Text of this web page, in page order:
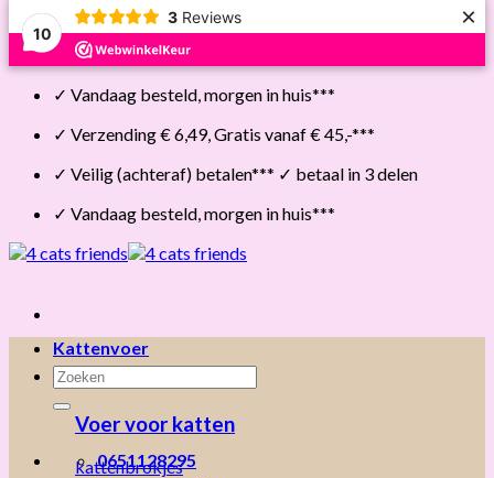
10
3 Reviews ×
Skip
✓ Vandaag besteld, morgen in huis***
✓ Verzending € 6,49, Gratis vanaf € 45,-***
✓ Veilig (achteraf) betalen*** ✓ betaal in 3 delen
✓ Vandaag besteld, morgen in huis***
Zoeken
naar:
0651128295
Kattenvoer
Voer voor katten
kattenbrokjes